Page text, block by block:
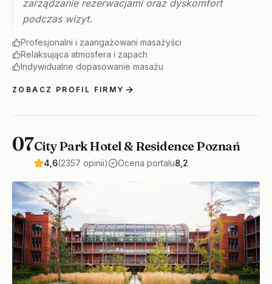
zarządzanie rezerwacjami oraz dyskomfort
podczas wizyt.
Profesjonalni i zaangażowani masażyści
Relaksująca atmosfera i zapach
Indywidualne dopasowanie masażu
ZOBACZ PROFIL FIRMY
07City Park Hotel & Residence Poznań
4,6(2357 opinii) Ocena portalu8,2